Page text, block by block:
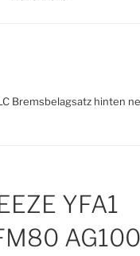
Bremsbelagsatz hinten
YFA1